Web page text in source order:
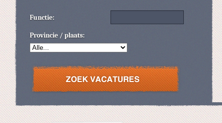
Functie:
Provincie / plaats: